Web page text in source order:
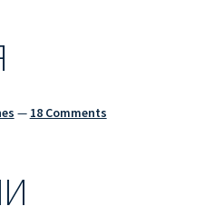
— 18 Comments